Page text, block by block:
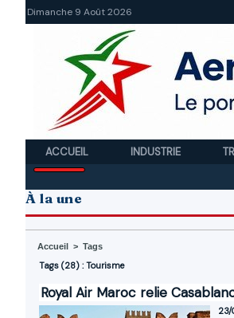
Dimanche 9 Août 2026
ACCUEIL INDUSTRIE
À la une
Accueil > Tags
Tags (28) : Tourisme
Royal Air Maroc relie